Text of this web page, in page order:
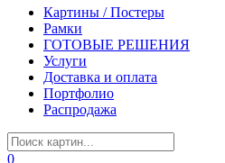
Картины / Постеры
Рамки
ГОТОВЫЕ РЕШЕНИЯ
Услуги
Доставка и оплата
Портфолио
Распродажа
0